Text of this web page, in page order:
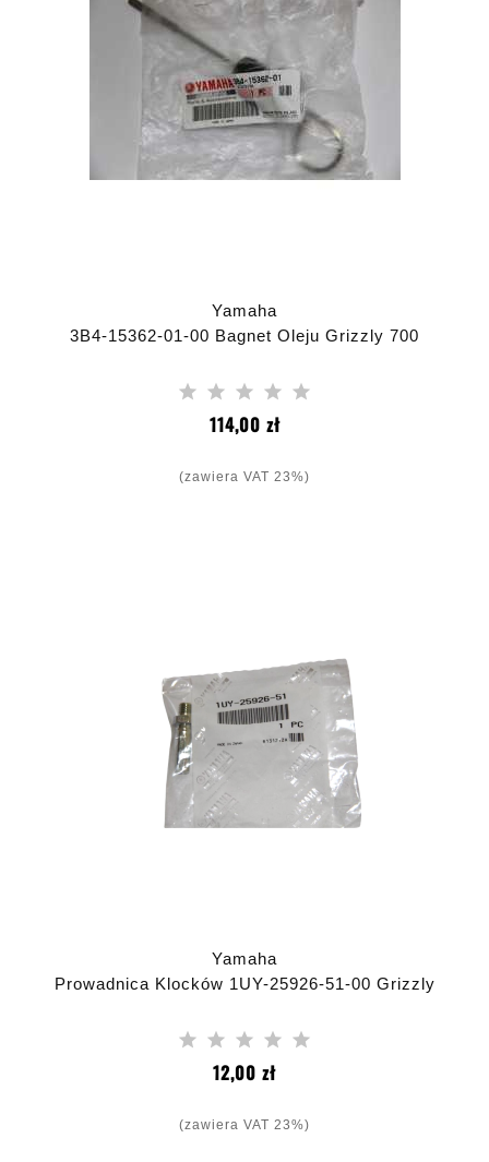
Yamaha
3B4-15362-01-00 Bagnet Oleju Grizzly 700
114,00 złCena
(zawiera VAT 23%)
Yamaha
Prowadnica Klocków 1UY-25926-51-00 Grizzly
12,00 złCena
(zawiera VAT 23%)